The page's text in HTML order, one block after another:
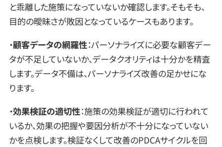
と乖離した施策になっていないか確認します。そもそも、
目的の曖昧さが敗因となっているケースもあります。
・顧客データの網羅性：パーソナライズに必要な顧客デー
タが不足していないか、データクオリティは十分かを精査
します。データ不備は、パーソナライズ改善の足かせにな
ります。
・効果検証の適切性：施策の効果検証が適切に行われて
いるか、効果の把握や要因分析が不十分になっていない
かを点検します。検証なくして改善のPDCAサイクルを回